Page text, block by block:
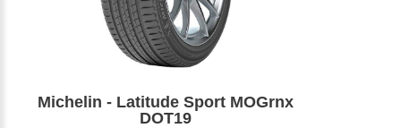
Michelin - Latitude Sport MOGrnx
DOT19